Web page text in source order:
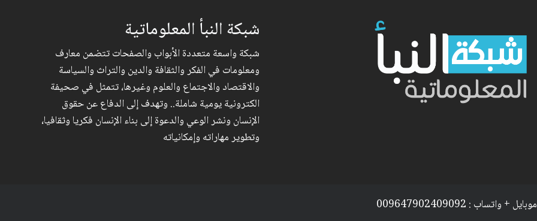
شبكة النبأ المعلوماتية
شبكة واسعة متعددة الأبواب والصفحات تتضمن معارف
ومعلومات في الفكر والثقافة والدين والتراث والسياسة
والاقتصاد والاجتماع والعلوم وغيرها، تتمثل في صحيفة
الكترونية يومية شاملة.. وتهدف إلى الدفاع عن حقوق
الإنسان ونشر الوعي والدعوة إلى بناء الإنسان فكريا وثقافيا،
وتطوير مهاراته وإمكانياته
موبايل + واتساب : 009647902409092